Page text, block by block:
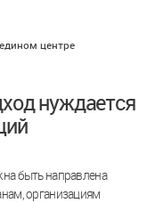
нуждается
быть направлена
организациям